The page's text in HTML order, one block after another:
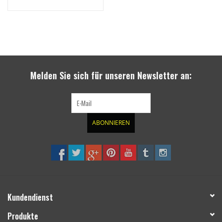
Melden Sie sich für unseren Newsletter an:
ABONNIEREN
Kundendienst
Produkte